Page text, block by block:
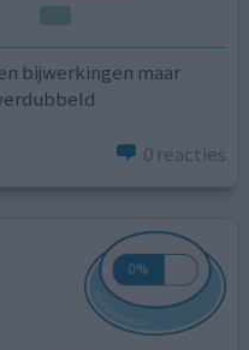
bijwerkingen maar
0 reacties